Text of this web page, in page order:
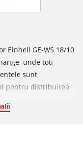
Einhell GE-WS 18/10
unde toti
sunt
pentru distribuirea
poate fi